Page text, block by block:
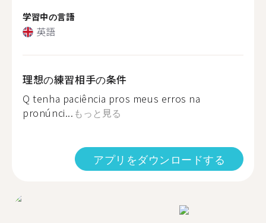
学習中の言語
英語
理想の練習相手の条件
Q tenha paciência pros meus erros na
pronúnci... もっと見る
アプリをダウンロードする